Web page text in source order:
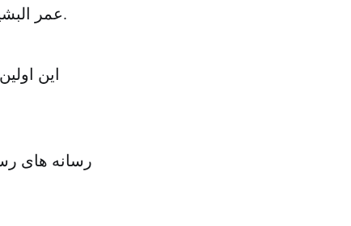
عمر البشیر رئیس جمهور سودان شامگاه یکشنبه در سفری ناگهانی وارد دمشق شد.
رسانه های